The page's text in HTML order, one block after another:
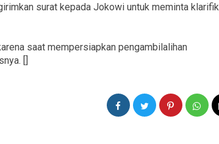
surat kepada Jokowi untuk meminta
saat mempersiapkan pengambilalihan
[]